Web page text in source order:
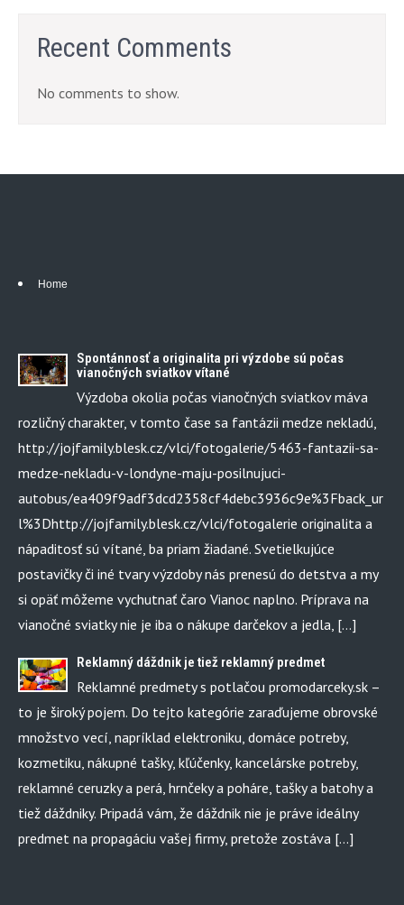
Recent Comments
No comments to show.
Home
Spontánnosť a originalita pri výzdobe sú počas
vianočných sviatkov vítané
Výzdoba okolia počas vianočných sviatkov máva
rozličný charakter, v tomto čase sa fantázii medze nekladú,
http://jojfamily.blesk.cz/vlci/fotogalerie/5463-fantazii-sa-
medze-nekladu-v-londyne-maju-posilnujuci-
autobus/ea409f9adf3dcd2358cf4debc3936c9e%3Fback_ur
l%3Dhttp://jojfamily.blesk.cz/vlci/fotogalerie originalita a
nápaditosť sú vítané, ba priam žiadané. Svetielkujúce
postavičky či iné tvary výzdoby nás prenesú do detstva a my
si opäť môžeme vychutnať čaro Vianoc naplno. Príprava na
vianočné sviatky nie je iba o nákupe darčekov a jedla, […]
Reklamný dáždnik je tiež reklamný predmet
Reklamné predmety s potlačou promodarceky.sk –
to je široký pojem. Do tejto kategórie zaraďujeme obrovské
množstvo vecí, napríklad elektroniku, domáce potreby,
kozmetiku, nákupné tašky, kľúčenky, kancelárske potreby,
reklamné ceruzky a perá, hrnčeky a poháre, tašky a batohy a
tiež dáždniky. Pripadá vám, že dáždnik nie je práve ideálny
predmet na propagáciu vašej firmy, pretože zostáva […]